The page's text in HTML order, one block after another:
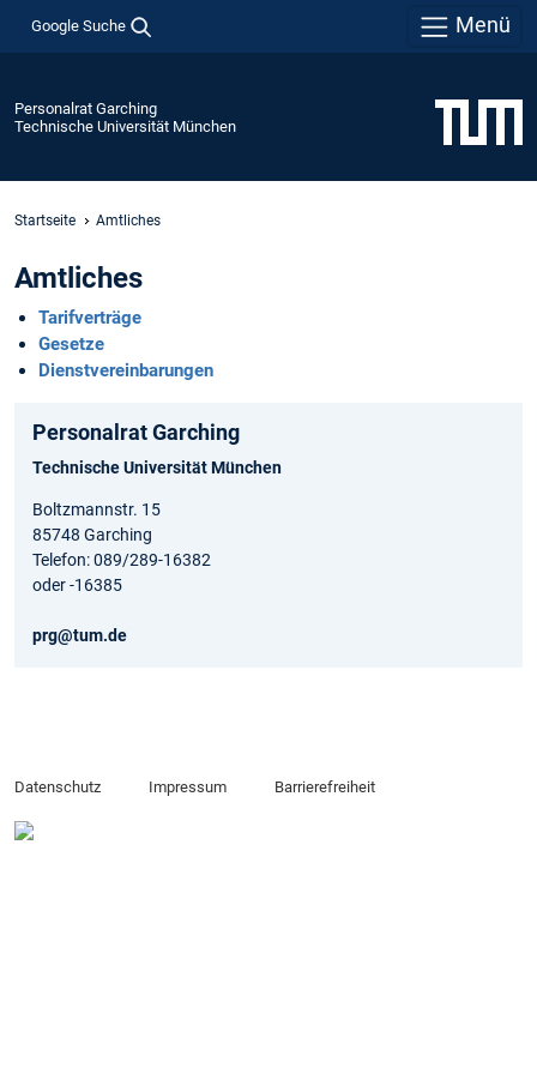
Google Suche Menü
Personalrat Garching
Technische Universität München
Startseite Amtliches
Amtliches
Tarifverträge
Gesetze
Dienstvereinbarungen
Personalrat Garching
Technische Universität München
Boltzmannstr. 15
85748 Garching
Telefon: 089/289-16382
oder -16385
prg@tum.de
Datenschutz Impressum Barrierefreiheit